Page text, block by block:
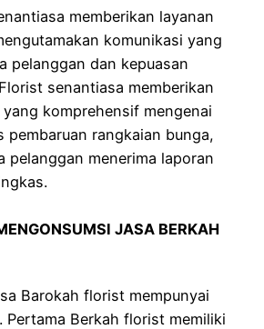
memberikan layanan
komunikasi yang
pelanggan dan kepuasan
senantiasa memberikan
komprehensif mengenai
pembaruan rangkaian bunga,
pelanggan menerima laporan
JASA BERKAH
Barokah florist mempunyai
Pertama Berkah florist memiliki